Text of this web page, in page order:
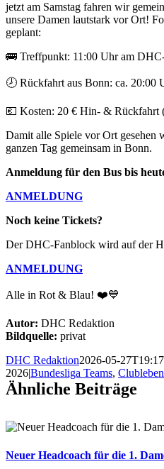
jetzt am Samstag fahren wir
unsere Damen lautstark vor Ort!
geplant:
🚌 Treffpunkt: 11:00 Uhr am
🕗 Rückfahrt aus Bonn: ca. 20:00
💶 Kosten: 20 € Hin- & Rückfahrt
Damit alle Spiele vor Ort gesehen
ganzen Tag gemeinsam in Bonn.
Anmeldung für den Bus bis
ANMELDUNG
Noch keine Tickets?
Der DHC-Fanblock wird auf der
ANMELDUNG
Alle in Rot & Blau! ❤️💙
Autor: DHC Redaktion
Bildquelle: privat
DHC Redaktion2026-05-
2026|Bundesliga Teams, Clubleben
Ähnliche Beiträge
Neuer Headcoach für die 1.